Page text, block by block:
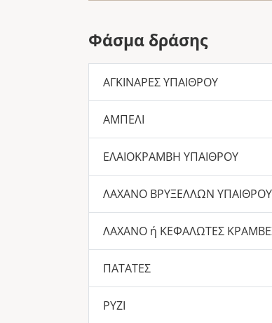
Φάσμα δράσης
ΑΓΚΙΝΑΡΕΣ ΥΠΑΙΘΡΟΥ
ΑΜΠΕΛΙ
ΕΛΑΙΟΚΡΑΜΒΗ ΥΠΑΙΘΡΟΥ
ΛΑΧΑΝΟ ΒΡΥΞΕΛΛΩΝ ΥΠΑΙΘΡΟΥ
ΛΑΧΑΝΟ ή ΚΕΦΑΛΩΤΕΣ
ΠΑΤΑΤΕΣ
ΡΥΖΙ